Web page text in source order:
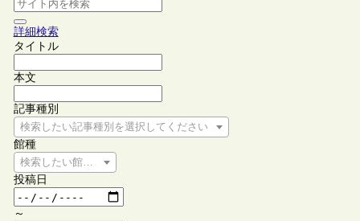
詳細検索
タイトル
本文
記事種別
検索したい記事種別を選択してください
館種
検索したい館種を選択してください
投稿日
～